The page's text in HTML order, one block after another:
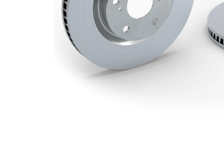
Diametru
de centrare
55 mm
Asezare
gauri Ø
100 mm
Suprafata
acoperit
protector)